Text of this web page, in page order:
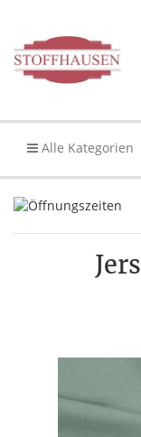
Alle Kategorien